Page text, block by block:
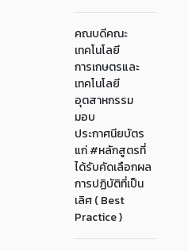
คณบดีคณะ
เทคโนโลยี
การเกษตรและ
เทคโนโลยี
อุตสาหกรรม
มอบ
ประกาศนียบัตร
แก่ #หลักสูตรที่
ได้รับคัดเลือกผล
การปฏิบัติที่เป็น
เลิศ ( Best
Practice )